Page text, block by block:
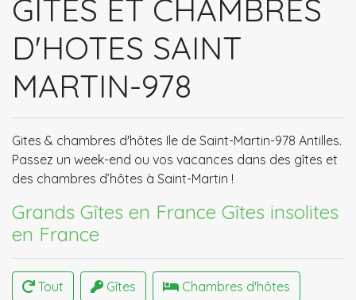
GITES ET CHAMBRES
D'HOTES SAINT
MARTIN-978
Gites & chambres d'hôtes Ile de Saint-Martin-978 Antilles.
Passez un week-end ou vos vacances dans des gîtes et
des chambres d’hôtes à Saint-Martin !
Grands Gîtes en France​ Gîtes insolites
en France
Tout Gîtes Chambres d'hôtes